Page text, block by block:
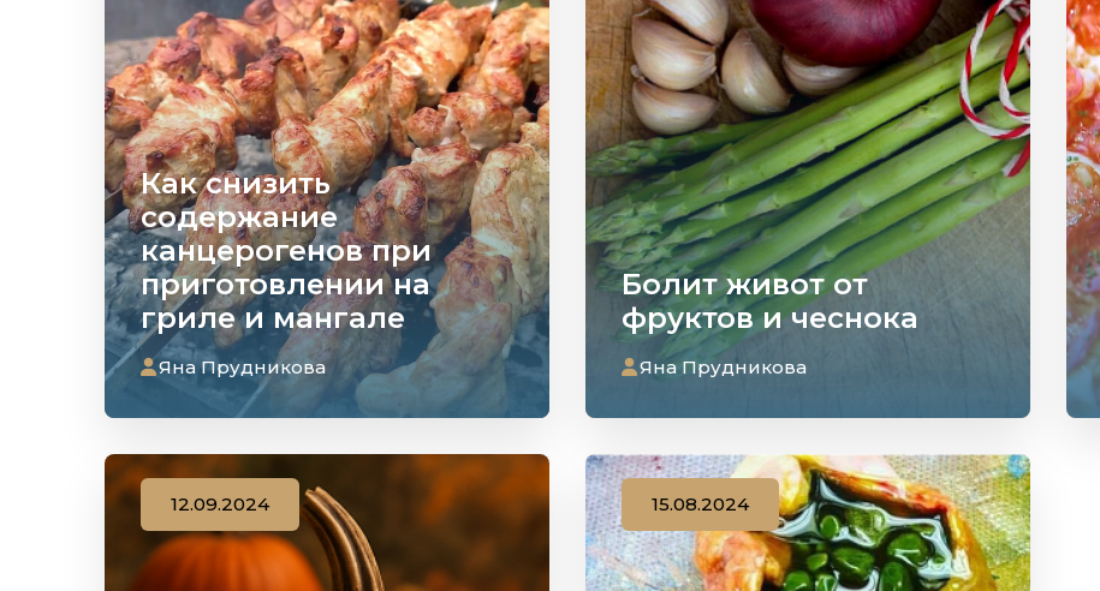
Как снизить
содержание
канцерогенов при
приготовлении на
гриле и мангале
Яна Прудникова
Болит живот от
фруктов и чеснока
Яна Прудникова
12.09.2024 15.08.2024